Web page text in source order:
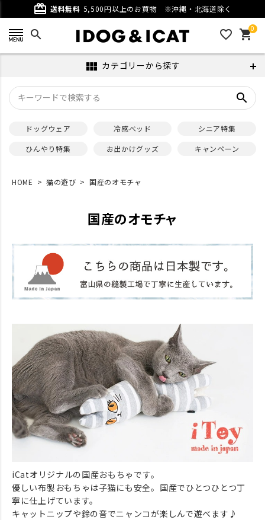
card_giftcard 送料無料 5,500円以上のお買物 ※沖縄・北海道除く
search favorite_outline 0
shopping_cart
view_module カテゴリーから探す
search
ドッグウェア 冷感ベッド
シニア特集
ひんやり特集
お出かけグッズ キャンペーン
HOME 猫の遊び 国産のオモチャ
国産のオモチャ
iCatオリジナルの国産おもちゃです。
優しい布製おもちゃは子猫にも安全。国産でひとつひとつ丁
寧に仕上げています。
キャットニップや鈴の音でニャンコが楽しんで遊べます♪